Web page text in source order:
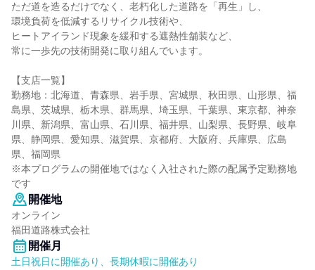
ただ道を造るだけでなく、老朽化した道路を「再生」し、
環境負荷を低減するリサイクル技術や、
ヒートアイランド現象を緩和する遮熱性舗装など、
常に一歩先の技術開発に取り組んでいます。
【支店一覧】
勤務地：北海道、青森県、岩手県、宮城県、秋田県、山形県、福
島県、茨城県、栃木県、群馬県、埼玉県、千葉県、東京都、神奈
川県、新潟県、富山県、石川県、福井県、山梨県、長野県、岐阜
県、静岡県、愛知県、滋賀県、京都府、大阪府、兵庫県、広島
県、福岡県
※本プログラムの開催地ではなく入社された際の配属予定勤務地
です
開催地
オンライン
福田道路株式会社
開催月
土日祝日に開催あり、長期休暇に開催あり